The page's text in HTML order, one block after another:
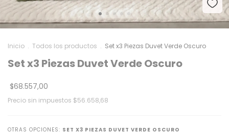
Inicio . Todos los productos . Set x3 Piezas Duvet Verde Oscuro
Set x3 Piezas Duvet Verde Oscuro
$68.557,00
Precio sin impuestos $56.658,68
OTRAS OPCIONES: SET X3 PIEZAS DUVET VERDE OSCURO